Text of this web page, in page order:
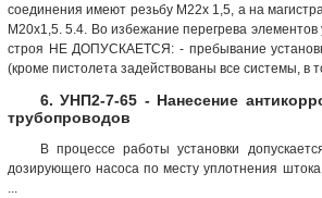
соединения имеют резьбу М22х 1,5, а на
М20х1,5. 5.4. Во избежание перегрева элементов
строя НЕ ДОПУСКАЕТСЯ: - пребывание
(кроме пистолета задействованы все системы, в
6. УНП2-7-65 - Нанесение
трубопроводов
В процессе работы установки
дозирующего насоса по месту уплотнения